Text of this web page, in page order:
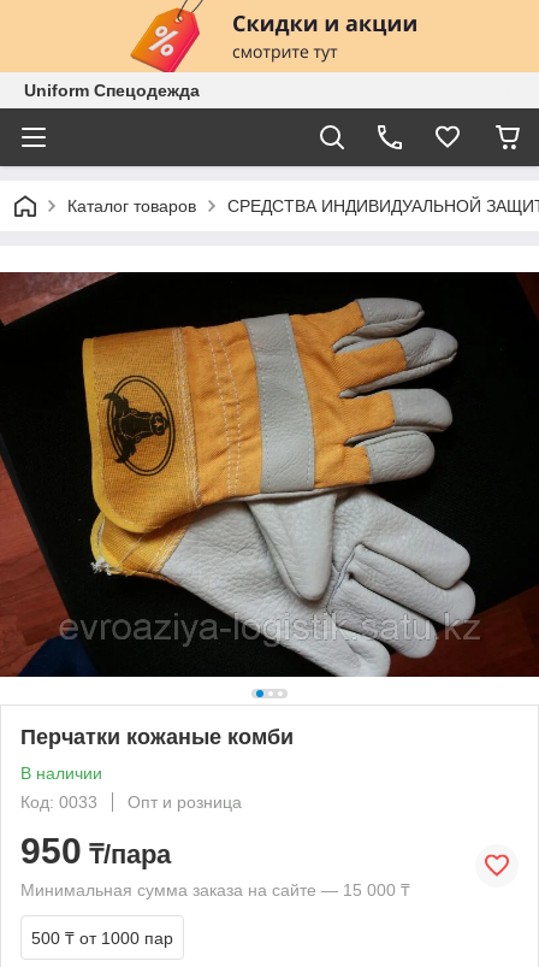
Uniform Спецодежда
Каталог товаров СРЕДСТВА ИНДИВИДУАЛЬНОЙ
Перчатки кожаные комби
В наличии
Код: 0033
Опт и розница
950 ₸/пара
Минимальная сумма заказа на сайте — 15 000 ₸
500 ₸ от 1000 пар